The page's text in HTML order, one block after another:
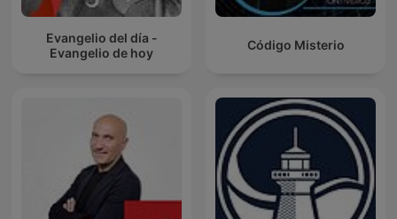
Evangelio del día -
Evangelio de hoy
Código Misterio